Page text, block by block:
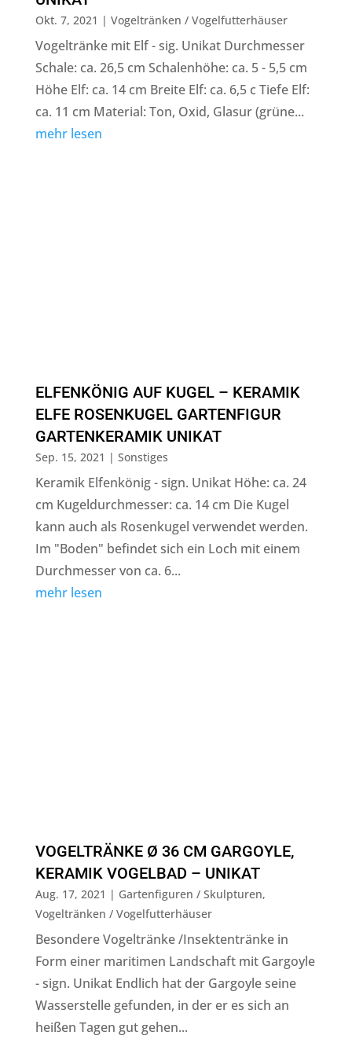
Okt. 7, 2021 | Vogeltränken / Vogelfutterhäuser
Vogeltränke mit Elf - sig. Unikat Durchmesser
Schale: ca. 26,5 cm Schalenhöhe: ca. 5 - 5,5 cm
Höhe Elf: ca. 14 cm Breite Elf: ca. 6,5 c Tiefe Elf:
ca. 11 cm Material: Ton, Oxid, Glasur (grüne...
mehr lesen
ELFENKÖNIG AUF KUGEL – KERAMIK
ELFE ROSENKUGEL GARTENFIGUR
GARTENKERAMIK UNIKAT
Sep. 15, 2021 | Sonstiges
Keramik Elfenkönig - sign. Unikat Höhe: ca. 24
cm Kugeldurchmesser: ca. 14 cm Die Kugel
kann auch als Rosenkugel verwendet werden.
Im "Boden" befindet sich ein Loch mit einem
Durchmesser von ca. 6...
mehr lesen
VOGELTRÄNKE Ø 36 CM GARGOYLE,
KERAMIK VOGELBAD – UNIKAT
Aug. 17, 2021 | Gartenfiguren / Skulpturen,
Vogeltränken / Vogelfutterhäuser
Besondere Vogeltränke /Insektentränke in
Form einer maritimen Landschaft mit Gargoyle
- sign. Unikat Endlich hat der Gargoyle seine
Wasserstelle gefunden, in der er es sich an
heißen Tagen gut gehen...